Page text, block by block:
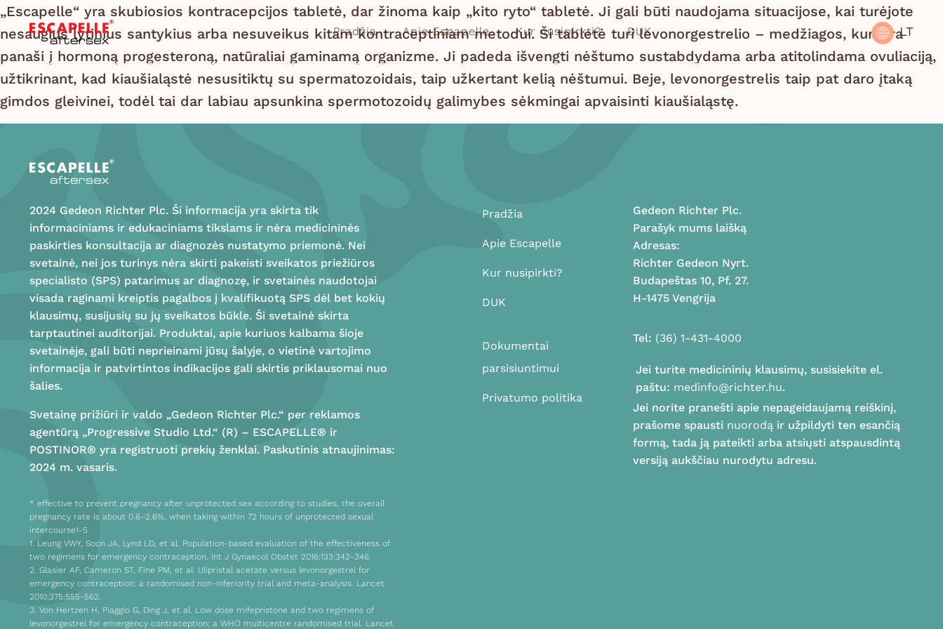
Pradžia Apie Escapelle Kur nusipirkti? DUK LT
„Escapelle“ yra skubiosios kontracepcijos tabletė, dar žinoma kaip „kito ryto“ tabletė. Ji gali būti naudojama situacijose, kai turėjote
nesaugius lytinius santykius arba nesuveikus kitam kontraceptiniam metodui. Ši tabletė turi levonorgestrelio – medžiagos, kuri yra
panaši į hormoną progesteroną, natūraliai gaminamą organizme. Ji padeda išvengti nėštumo sustabdydama arba atitolindama ovuliaciją,
užtikrinant, kad kiaušialąstė nesusitiktų su spermatozoidais, taip užkertant kelią nėštumui. Beje, levonorgestrelis taip pat daro įtaką
gimdos gleivinei, todėl tai dar labiau apsunkina spermotozoidų galimybes sėkmingai apvaisinti kiaušialąstę.
2024 Gedeon Richter Plc. Ši informacija yra skirta tik
informaciniams ir edukaciniams tikslams ir nėra medicininės
paskirties konsultacija ar diagnozės nustatymo priemonė. Nei
svetainė, nei jos turinys nėra skirti pakeisti sveikatos priežiūros
specialisto (SPS) patarimus ar diagnozę, ir svetainės naudotojai
visada raginami kreiptis pagalbos į kvalifikuotą SPS dėl bet kokių
klausimų, susijusių su jų sveikatos būkle. Ši svetainė skirta
tarptautinei auditorijai. Produktai, apie kuriuos kalbama šioje
svetainėje, gali būti neprieinami jūsų šalyje, o vietinė vartojimo
informacija ir patvirtintos indikacijos gali skirtis priklausomai nuo
šalies.
Svetainę prižiūri ir valdo „Gedeon Richter Plc.“ per reklamos
agentūrą „Progressive Studio Ltd.“ (R) – ESCAPELLE® ir
POSTINOR® yra registruoti prekių ženklai. Paskutinis atnaujinimas:
2024 m. vasaris.
* effective to prevent pregnancy after unprotected sex according to studies, the overall
pregnancy rate is about 0.6–2.6%, when taking within 72 hours of unprotected sexual
intercourse1-5
1. Leung VWY, Soon JA, Lynd LD, et al. Population-based evaluation of the effectiveness of
two regimens for emergency contraception. Int J Gynaecol Obstet 2016;133:342-346.
2. Glasier AF, Cameron ST, Fine PM, et al. Ulipristal acetate versus levonorgestrel for
emergency contraception: a randomised non-inferiority trial and meta-analysis. Lancet
2010;375:555-562.
3. Von Hertzen H, Piaggio G, Ding J, et al. Low dose mifepristone and two regimens of
levonorgestrel for emergency contraception: a WHO multicentre randomised trial. Lancet
Pradžia
Apie Escapelle
Kur nusipirkti?
DUK
Dokumentai
parsisiuntimui
Privatumo politika
Gedeon Richter Plc.
Parašyk mums laišką
Adresas:
Richter Gedeon Nyrt.
Budapeštas 10, Pf. 27.
H-1475 Vengrija
Tel: (36) 1-431-4000
Jei turite medicininių klausimų, susisiekite el.
paštu: medinfo@richter.hu.
Jei norite pranešti apie nepageidaujamą reiškinį,
prašome spausti nuorodą ir užpildyti ten esančią
formą, tada ją pateikti arba atsiųsti atspausdintą
versiją aukščiau nurodytu adresu.